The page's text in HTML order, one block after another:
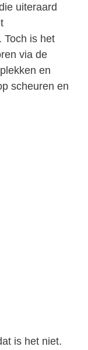
uiteraard
Toch is het
via de
en
scheuren en
is het niet.